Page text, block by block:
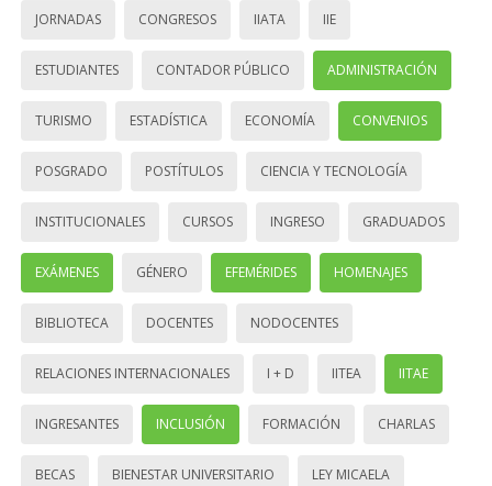
JORNADAS CONGRESOS IIATA IIE
ESTUDIANTES CONTADOR PÚBLICO ADMINISTRACIÓN
TURISMO ESTADÍSTICA ECONOMÍA CONVENIOS
POSGRADO POSTÍTULOS CIENCIA Y TECNOLOGÍA
INSTITUCIONALES CURSOS INGRESO GRADUADOS
EXÁMENES GÉNERO EFEMÉRIDES HOMENAJES
BIBLIOTECA DOCENTES NODOCENTES
RELACIONES INTERNACIONALES I + D IITEA IITAE
INGRESANTES INCLUSIÓN FORMACIÓN CHARLAS
BECAS BIENESTAR UNIVERSITARIO LEY MICAELA